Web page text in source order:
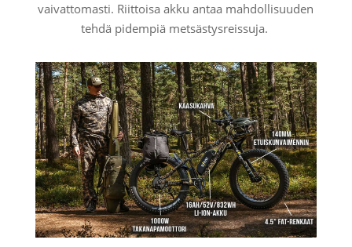
vaivattomasti. Riittoisa akku antaa mahdollisuuden
tehdä pidempiä metsästysreissuja.